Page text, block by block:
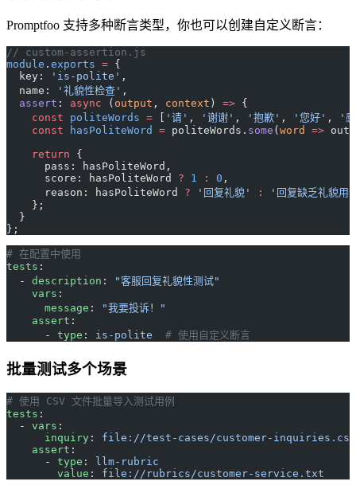
Promptfoo 支持多种断言类型，你也可以创建自定义断言：
// custom-assertion.js
module . exports = {
  key:
'is-polite' ,
  name:
'礼貌性检查' ,
  assert
: async ( output , context ) => {
    const
politeWords = '请' , '谢谢' , '抱歉' , '您好' ,
'
    const
hasPoliteWord = politeWords. some ( word =>
    return
{
      pass: hasPoliteWord,
      score: hasPoliteWord
? 1 : 0 ,
      reason: hasPoliteWord
? '回复礼貌' :
'回复缺乏礼貌用
    };
  }
};
# 在配置中使用
tests :
  -
description :
"客服回复礼貌性测试"
    vars
:
      message
:
"我要投诉！"
    assert
:
      -
type : is-polite
  # 使用自定义断言
批量测试多个场景
# 使用 CSV 文件批量导入测试用例
tests :
  -
vars :
      inquiry
: file://test-cases/customer-inquiries.csv
    assert
:
      -
type :
llm-rubric
        value
: file://rubrics/customer-service.txt